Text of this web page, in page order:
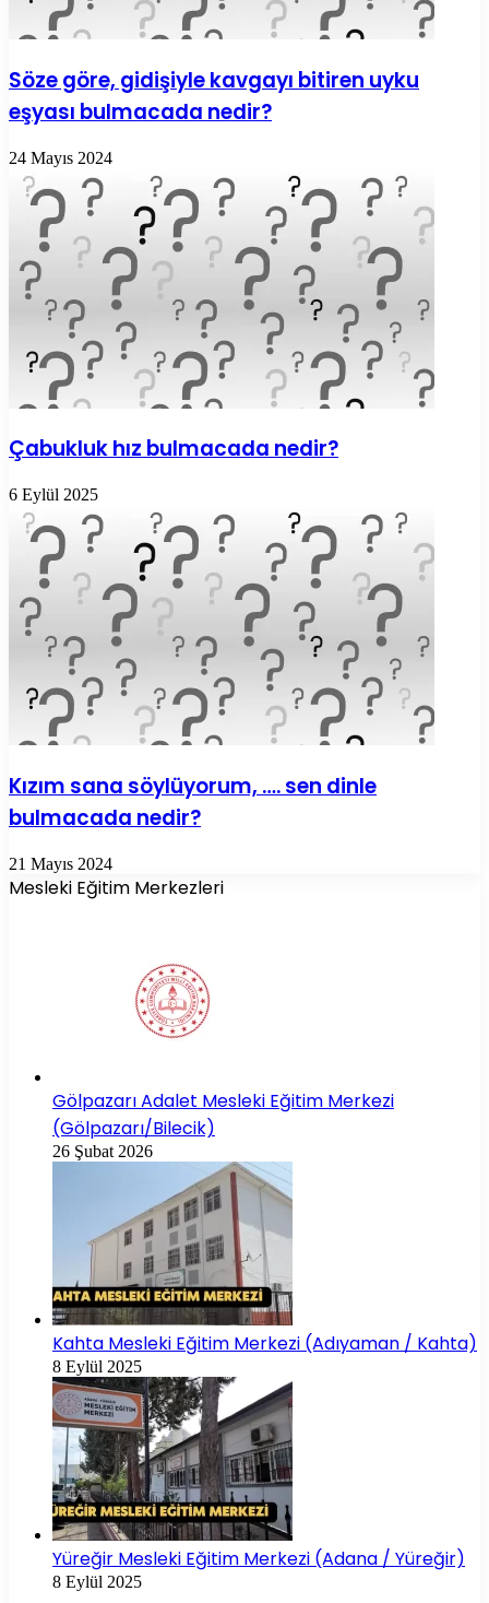
Söze göre, gidişiyle kavgayı bitiren uyku
eşyası bulmacada nedir?
24 Mayıs 2024
Çabukluk hız bulmacada nedir?
6 Eylül 2025
Kızım sana söylüyorum, …. sen dinle
bulmacada nedir?
21 Mayıs 2024
Mesleki Eğitim Merkezleri
Gölpazarı Adalet Mesleki Eğitim Merkezi
(Gölpazarı/Bilecik)
26 Şubat 2026
Kahta Mesleki Eğitim Merkezi (Adıyaman / Kahta)
8 Eylül 2025
Yüreğir Mesleki Eğitim Merkezi (Adana / Yüreğir)
8 Eylül 2025